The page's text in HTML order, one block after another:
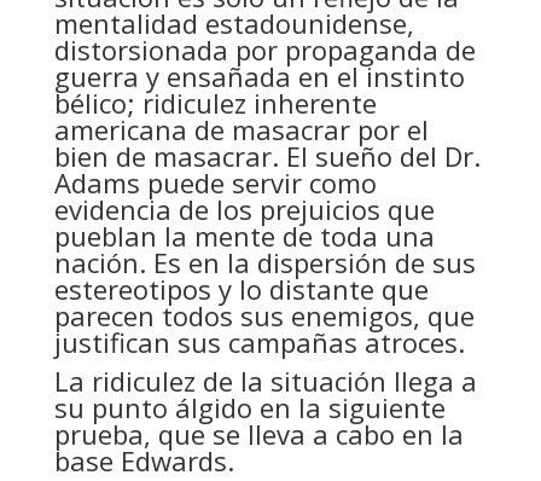
mentalidad estadounidense,
distorsionada por propaganda de
guerra y ensañada en el instinto
bélico; ridiculez inherente
americana de masacrar por el
bien de masacrar. El sueño del Dr.
Adams puede servir como
evidencia de los prejuicios que
pueblan la mente de toda una
nación. Es en la dispersión de sus
estereotipos y lo distante que
parecen todos sus enemigos, que
justifican sus campañas atroces.
La ridiculez de la situación llega a
su punto álgido en la siguiente
prueba, que se lleva a cabo en la
base Edwards.